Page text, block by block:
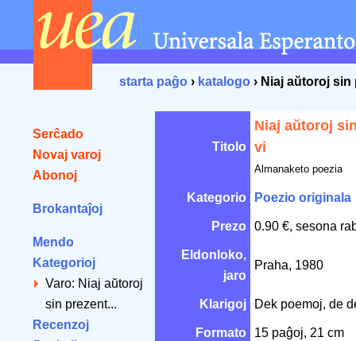
starta paĝo › katalogo › Niaj aŭtoroj
Serĉado
Novaj varoj
Abonoj
Brokantaĵoj
Mendo
Kategorioj
Varo: Niaj aŭtoroj
sin prezent...
Recenzoj
Titolo
Niaj aŭtoroj
vi
Almanaketo poezia
Kategorio Poezio originala
Prezo 0.90 €, sesona
Eldonloko,
jaro
Praha, 1980
Klarigoj Dek poemoj, de
Formato 15 paĝoj, 21 cm